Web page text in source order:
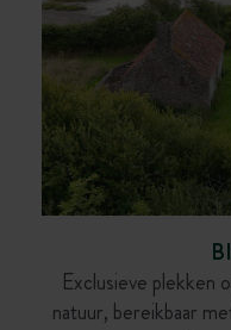
Exclusieve plekken
natuur, bereikbaar